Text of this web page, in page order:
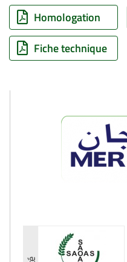
Homologation
Fiche technique